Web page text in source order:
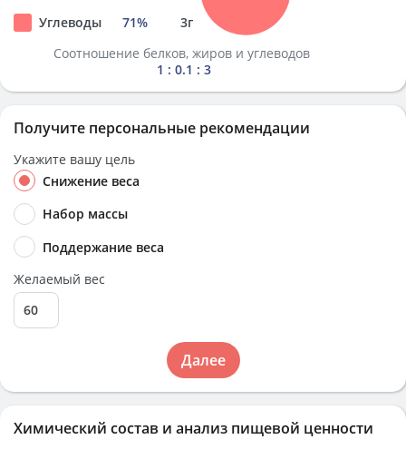
Химический состав и анализ пищевой ценности
Углеводы
71% 3г
Соотношение белков, жиров и углеводов
1 : 0.1 : 3
Получите персональные рекомендации
Укажите вашу цель
Снижение веса
Набор массы
Поддержание веса
Желаемый вес
Далее